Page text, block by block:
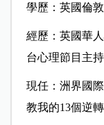
學歷：英國倫
經歷：英國華
台心理節目主持
現任：洲界國
教我的13個逆